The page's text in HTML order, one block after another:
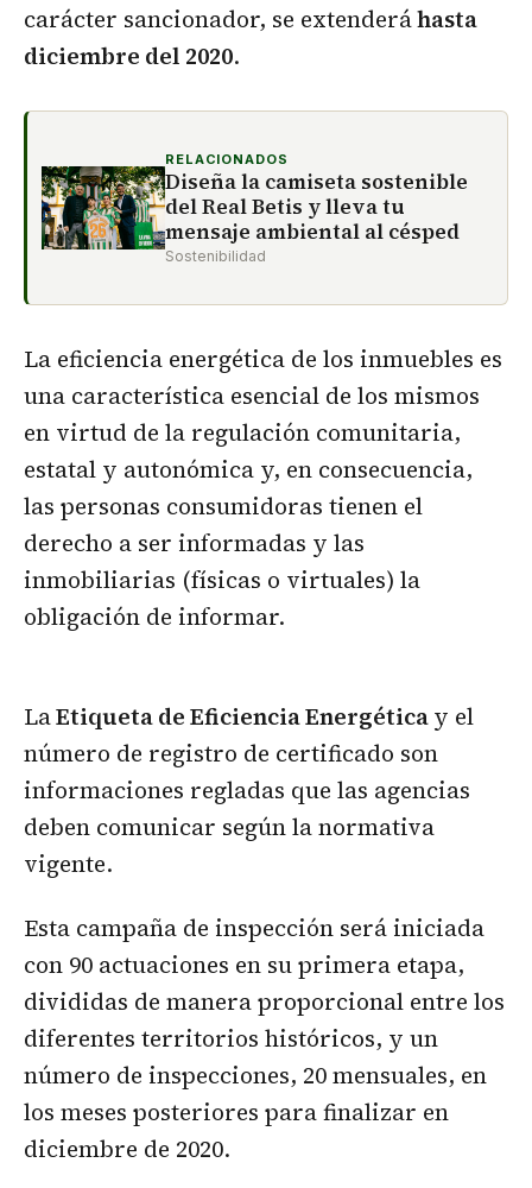
carácter sancionador, se extenderáhasta
diciembre del 2020.
RELACIONADOS
Diseña la camiseta sostenible
del Real Betis y lleva tu
mensaje ambiental al césped
Sostenibilidad
La eficiencia energética de los inmuebles es
una característica esencial de los mismos
en virtud de la regulación comunitaria,
estatal y autonómica y, en consecuencia,
las personas consumidoras tienen el
derecho a ser informadas y las
inmobiliarias (físicas o virtuales) la
obligación de informar.
LaEtiqueta de Eficiencia Energéticay el
número de registro de certificado son
informaciones regladas que las agencias
deben comunicar según la normativa
vigente.
Esta campaña de inspección será iniciada
con 90 actuaciones en su primera etapa,
divididas de manera proporcional entre los
diferentes territorios históricos, y un
número de inspecciones, 20 mensuales, en
los meses posteriores para finalizar en
diciembre de 2020.